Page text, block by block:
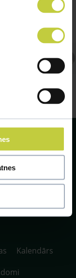
Kalendārs